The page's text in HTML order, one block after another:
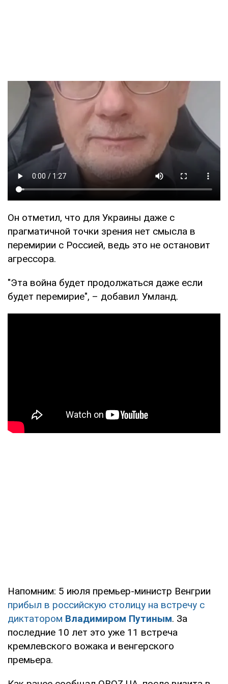
Он отметил, что для Украины даже с
прагматичной точки зрения нет смысла в
перемирии с Россией, ведь это не остановит
агрессора.
"Эта война будет продолжаться даже если
будет перемирие", – добавил Умланд.
Напомним: 5 июля премьер-министр Венгрии
прибыл в российскую столицу на встречу с
диктатором Владимиром Путиным. За
последние 10 лет это уже 11 встреча
кремлевского вожака и венгерского
премьера.